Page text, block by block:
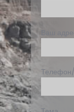
Ваш